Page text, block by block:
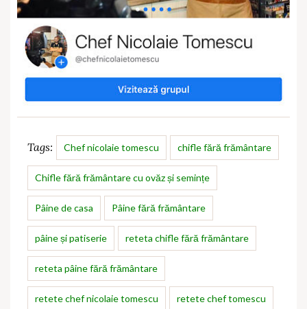
Tags: Chef nicolaie tomescu chifle fără frământare
Chifle fără frământare cu ovăz și semințe
Pâine de casa Pâine fără frământare
pâine și patiserie reteta chifle fără frământare
reteta pâine fără frământare
retete chef nicolaie tomescu retete chef tomescu